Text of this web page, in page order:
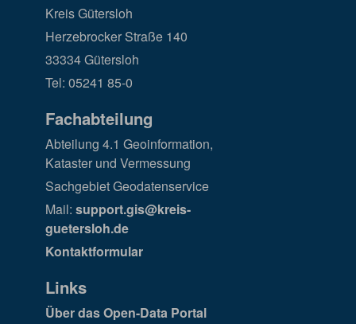
Kreis Gütersloh
Herzebrocker Straße 140
33334 Gütersloh
Tel: 05241 85-0
Fachabteilung
Abteilung 4.1 Geoinformation,
Kataster und Vermessung
Sachgebiet Geodatenservice
Mail: support.gis@kreis-
guetersloh.de
Kontaktformular
Links
Über das Open-Data Portal